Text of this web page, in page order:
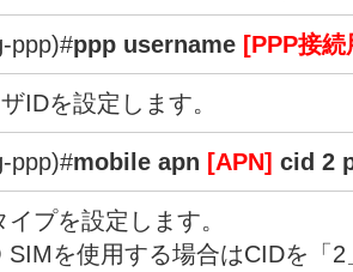
ppp)#ppp username [PPP接
IDを設定します。
ppp)#mobile apn [APN] cid 2
プを設定します。
を使用する場合はCIDを「2